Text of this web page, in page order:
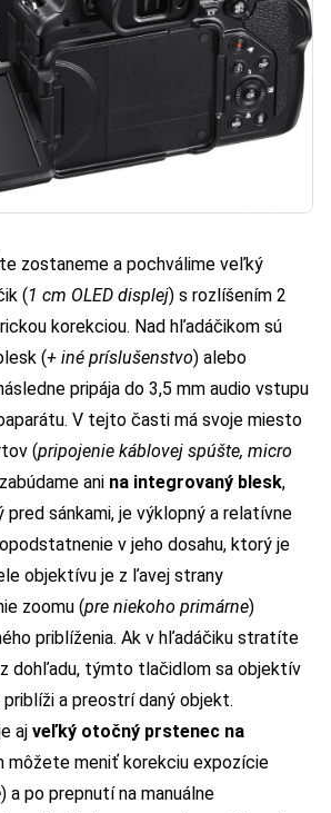
zostaneme a pochválime veľký
(1 cm OLED displej) s rozlíšením 2
korekciou. Nad hľadáčikom sú
(+ iné príslušenstvo) alebo
pripája do 3,5 mm audio vstupu
V tejto časti má svoje miesto
(pripojenie káblovej spúšte, micro
ani na integrovaný blesk,
pred sánkami, je výklopný a relatívne
v jeho dosahu, ktorý je
objektívu je z ľavej strany
zoomu (pre niekoho primárne)
priblíženia. Ak v hľadáčiku stratíte
dohľadu, týmto tlačidlom sa objektív
a preostrí daný objekt.
aj veľký otočný prstenec na
môžete meniť korekciu expozície
) a po prepnutí na manuálne